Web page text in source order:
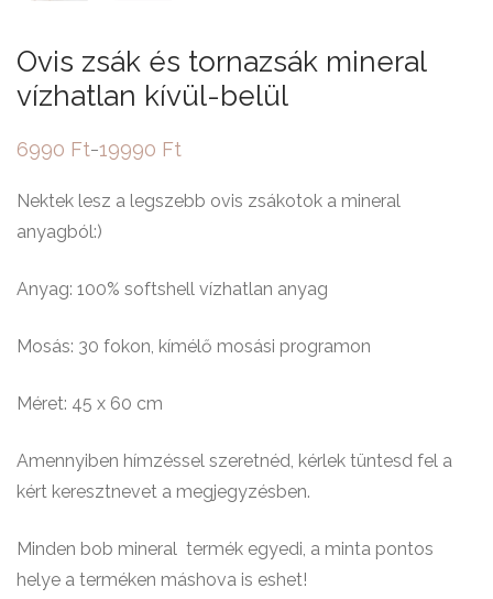
Ovis zsák és tornazsák mineral
vízhatlan kívül-belül
6990 Ft–19990 Ft
Ártartomány:
19990 Ft
Nektek lesz a legszebb ovis zsákotok a mineral
anyagból:)
Anyag: 100% softshell vízhatlan anyag
Mosás: 30 fokon, kímélő mosási programon
Méret: 45 x 60 cm
Amennyiben hímzéssel szeretnéd, kérlek tüntesd fel a
kért keresztnevet a megjegyzésben.
Minden bob mineral termék egyedi, a minta pontos
helye a terméken máshova is eshet!